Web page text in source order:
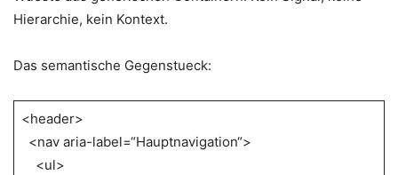
Hierarchie, kein Kontext.
Das semantische Gegenstueck:
<header>
<nav aria-label=“Hauptnavigation“>
<ul>